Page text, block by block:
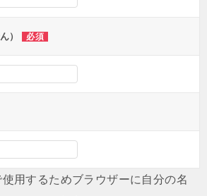
） 必須
用するためブラウザーに自分の名